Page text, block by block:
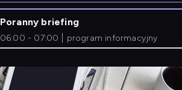
Poranny briefing
06:00 - 07:00 program informacyjny